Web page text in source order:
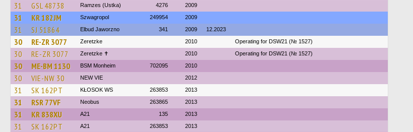
31 GSL 48738 Ramzes (Ustka) 4276 2009
31 KR 182JM Szwagropol 249954 2009
31 SJ 51864 Elbud Jaworzno 341 2009 12.2023
30 RE-ZR 3077 Zeretzke 2010 Operating for DSW21 (№ 1527)
30 RE-ZR 3077 Zeretzke ✝ 2010 Operating for DSW21 (№ 1527)
30 ME-BM 1130 BSM Monheim 702095 2010
30 VIE-NW 30 NEW VIE 2012
31 SK 162PT KŁOSOK WS 263853 2013
31 RSR 77VF Neobus 263865 2013
31 KR 838XU A21 135 2013
31 SK 162PT A21 263853 2013